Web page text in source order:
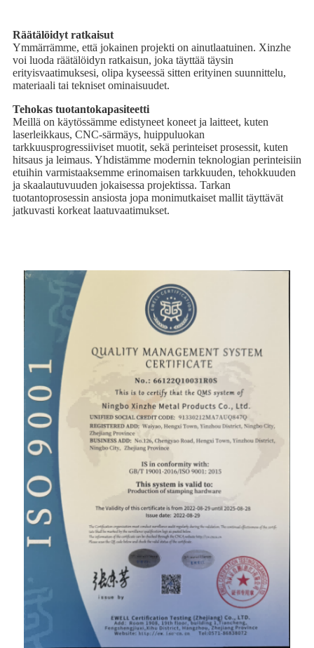
Räätälöidyt ratkaisut
Ymmärrämme, että jokainen projekti on ainutlaatuinen. Xinzhe
voi luoda räätälöidyn ratkaisun, joka täyttää täysin
erityisvaatimuksesi, olipa kyseessä sitten erityinen suunnittelu,
materiaali tai tekniset ominaisuudet.
Tehokas tuotantokapasiteetti
Meillä on käytössämme edistyneet koneet ja laitteet, kuten
laserleikkaus, CNC-särmäys, huippuluokan
tarkkuusprogressiiviset muotit, sekä perinteiset prosessit, kuten
hitsaus ja leimaus. Yhdistämme modernin teknologian perinteisiin
etuihin varmistaaksemme erinomaisen tarkkuuden, tehokkuuden
ja skaalautuvuuden jokaisessa projektissa. Tarkan
tuotantoprosessin ansiosta jopa monimutkaiset mallit täyttävät
jatkuvasti korkeat laatuvaatimukset.